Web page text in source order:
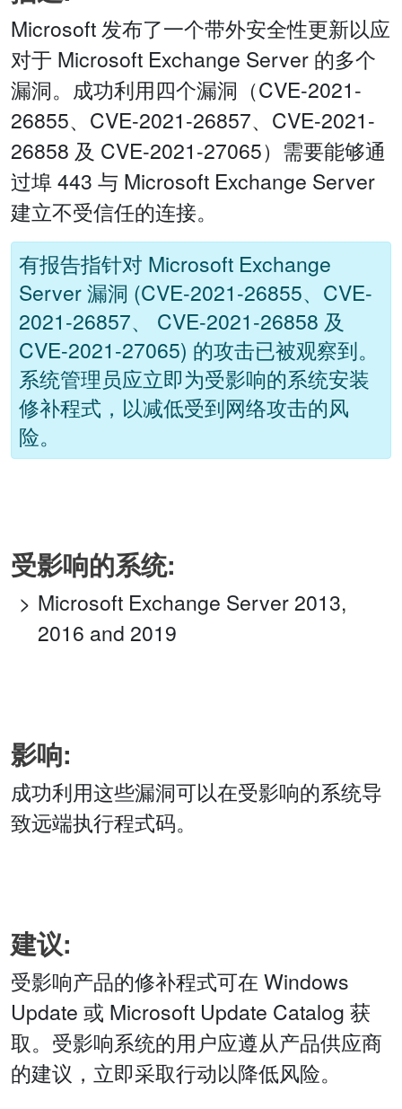
Microsoft 发布了一个带外安全性更新以应
对于 Microsoft Exchange Server 的多个
漏洞。成功利用四个漏洞（CVE-2021-
26855、CVE-2021-26857、CVE-2021-
26858 及 CVE-2021-27065）需要能够通
过埠 443 与 Microsoft Exchange Server
建立不受信任的连接。
有报告指针对 Microsoft Exchange
Server 漏洞 (CVE-2021-26855、CVE-
2021-26857、 CVE-2021-26858 及
CVE-2021-27065) 的攻击已被观察到。
系统管理员应立即为受影响的系统安装
修补程式，以减低受到网络攻击的风
险。
受影响的系统:
Microsoft Exchange Server 2013,
2016 and 2019
影响:
成功利用这些漏洞可以在受影响的系统导
致远端执行程式码。
建议:
受影响产品的修补程式可在 Windows
Update 或 Microsoft Update Catalog 获
取。受影响系统的用户应遵从产品供应商
的建议，立即采取行动以降低风险。